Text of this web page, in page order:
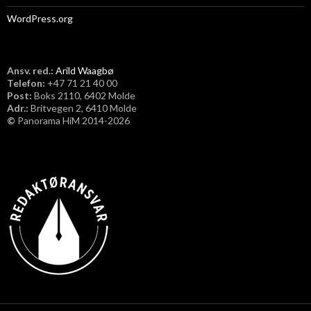
WordPress.org
Ansv. red.: Arild Waagbø
Telefon: ​+47 71 21 40 00
Post: Boks 2110, 6402 Molde
Adr.: Britvegen 2, 6410 Molde
© Panorama HiM 2014-2026